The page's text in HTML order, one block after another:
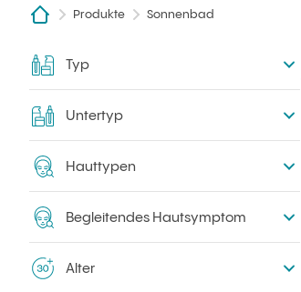
Produkte Sonnenbad
Filtern
Typ
Untertyp
Hauttypen
Begleitendes Hautsymptom
Alter